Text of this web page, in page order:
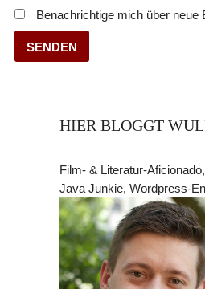
Benachrichtige mich über neue
HIER BLOGGT
Film- & Literatur-
Java Junkie, Wordpress-